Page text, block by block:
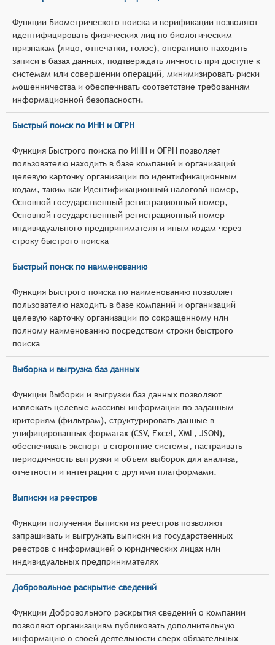
Функции Биометрического поиска и верификации позволяют
идентифицировать физических лиц по биологическим
признакам (лицо, отпечатки, голос), оперативно находить
записи в базах данных, подтверждать личность при доступе к
системам или совершении операций, минимизировать риски
мошенничества и обеспечивать соответствие требованиям
информационной безопасности.
Быстрый поиск по ИНН и ОГРН
Функция Быстрого поиска по ИНН и ОГРН позволяет
пользователю находить в базе компаний и организаций
целевую карточку организации по идентификационным
кодам, таким как Идентификационный налоговй номер,
Основной государственный регистрационный номер,
Основной государственный регистрационный номер
индивидуального предпринимателя и иным кодам через
строку быстрого поиска
Быстрый поиск по наименованию
Функция Быстрого поиска по наименованию позволяет
пользователю находить в базе компаний и организаций
целевую карточку организации по сокращённому или
полному наименованию посредством строки быстрого
поиска
Выборка и выгрузка баз данных
Функции Выборки и выгрузки баз данных позволяют
извлекать целевые массивы информации по заданным
критериям (фильтрам), структурировать данные в
унифицированных форматах (CSV, Excel, XML, JSON),
обеспечивать экспорт в сторонние системы, настраивать
периодичность выгрузки и объём выборок для анализа,
отчётности и интеграции с другими платформами.
Выписки из реестров
Функции получения Выписки из реестров позволяют
запрашивать и выгружать выписки из государственных
реестров с информацией о юридических лицах или
индивидуальных предпринимателях
Добровольное раскрытие сведений
Функции Добровольного раскрытия сведений о компании
позволяют организациям публиковать дополнительную
информацию о своей деятельности сверх обязательных